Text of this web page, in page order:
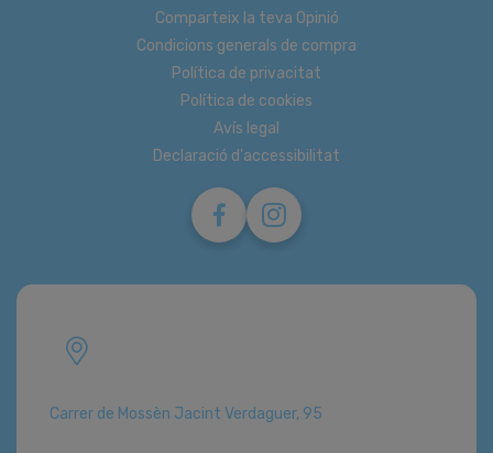
Comparteix la teva Opinió
Condicions generals de compra
Política de privacitat
Política de cookies
Avís legal
Declaració d'accessibilitat
Carrer de Mossèn Jacint Verdaguer, 95